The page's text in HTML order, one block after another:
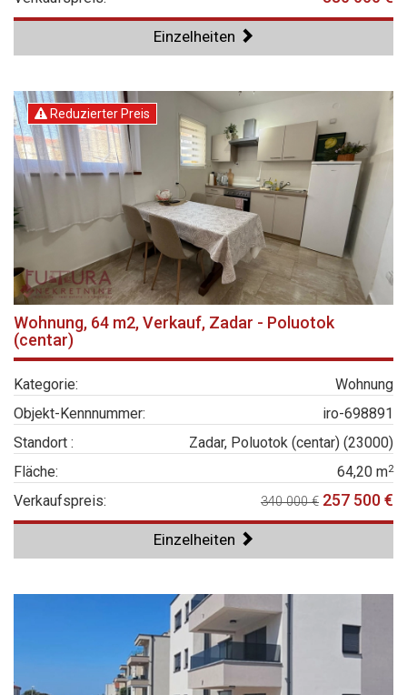
Einzelheiten
Reduzierter Preis
Wohnung, 64 m2, Verkauf, Zadar - Poluotok
(centar)
Kategorie:
Wohnung
Objekt-Kennnummer:
iro-698891
Standort :
Zadar, Poluotok (centar) (23000)
Fläche:
64,20 m2
Verkaufspreis: 340 000 € 257 500 €
Einzelheiten